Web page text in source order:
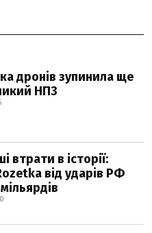
дронів зупинила ще
НПЗ
втрати в історії:
від ударів РФ